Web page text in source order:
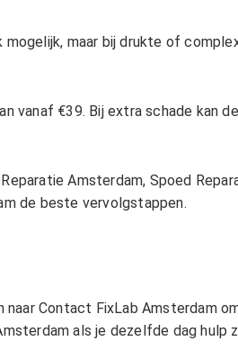
mogelijk, maar bij drukte of
vanaf €39. Bij extra schade kan
Reparatie Amsterdam, Spoed
de beste vervolgstappen.
naar Contact FixLab Amsterdam
als je dezelfde dag hulp